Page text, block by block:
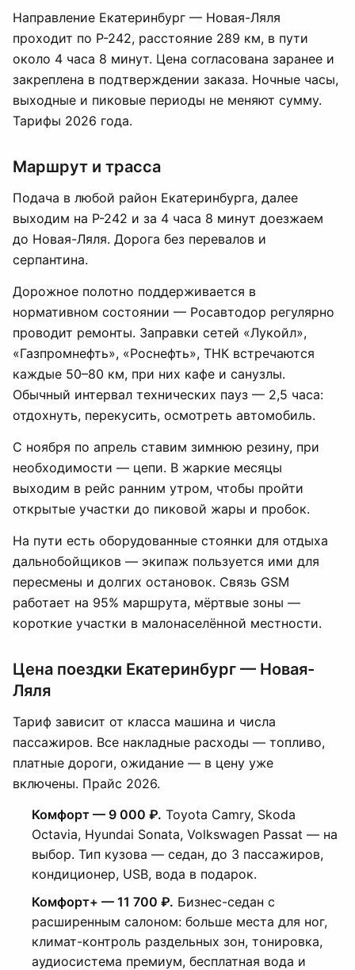
Направление Екатеринбург — Новая-Ляля
проходит по Р-242, расстояние 289 км, в пути
около 4 часа 8 минут. Цена согласована заранее и
закреплена в подтверждении заказа. Ночные часы,
выходные и пиковые периоды не меняют сумму.
Тарифы 2026 года.
Маршрут и трасса
Подача в любой район Екатеринбурга, далее
выходим на Р-242 и за 4 часа 8 минут доезжаем
до Новая-Ляля. Дорога без перевалов и
серпантина.
Дорожное полотно поддерживается в
нормативном состоянии — Росавтодор регулярно
проводит ремонты. Заправки сетей «Лукойл»,
«Газпромнефть», «Роснефть», ТНК встречаются
каждые 50–80 км, при них кафе и санузлы.
Обычный интервал технических пауз — 2,5 часа:
отдохнуть, перекусить, осмотреть автомобиль.
С ноября по апрель ставим зимнюю резину, при
необходимости — цепи. В жаркие месяцы
выходим в рейс ранним утром, чтобы пройти
открытые участки до пиковой жары и пробок.
На пути есть оборудованные стоянки для отдыха
дальнобойщиков — экипаж пользуется ими для
пересмены и долгих остановок. Связь GSM
работает на 95% маршрута, мёртвые зоны —
короткие участки в малонаселённой местности.
Цена поездки Екатеринбург — Новая-
Ляля
Тариф зависит от класса машина и числа
пассажиров. Все накладные расходы — топливо,
платные дороги, ожидание — в цену уже
включены. Прайс 2026.
Комфорт — 9 000 ₽. Toyota Camry, Skoda
Octavia, Hyundai Sonata, Volkswagen Passat — на
выбор. Тип кузова — седан, до 3 пассажиров,
кондиционер, USB, вода в подарок.
Комфорт+ — 11 700 ₽. Бизнес-седан с
расширенным салоном: больше места для ног,
климат-контроль раздельных зон, тонировка,
аудиосистема премиум, бесплатная вода и